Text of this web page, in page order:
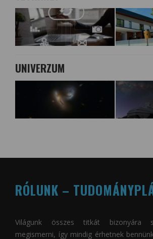
UNIVERZUM
RÓLUNK –
Világunk összes titkát bizonyára
megismerni, így mindig érhetnek